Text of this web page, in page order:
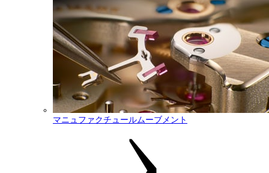
マニュファクチュールムーブメント